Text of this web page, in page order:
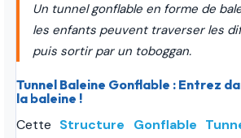
Un tunnel gonflable en forme de
les enfants peuvent traverser les
puis sortir par un toboggan.
Tunnel Baleine Gonflable : Entrez
la baleine !
Cette Structure Gonflable